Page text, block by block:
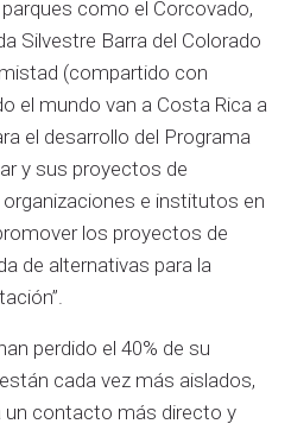
como el Corcovado,
Silvestre Barra del Colorado
(compartido con
el mundo van a Costa Rica a
el desarrollo del Programa
y sus proyectos de
e institutos en
los proyectos de
de alternativas para la
perdido el 40% de su
cada vez más aislados,
un contacto más directo y